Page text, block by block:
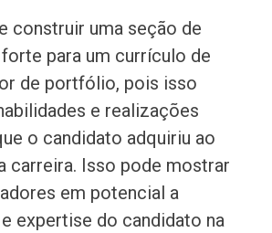
construir uma seção de
para um currículo de
de portfólio, pois isso
e realizações
o candidato adquiriu ao
carreira. Isso pode mostrar
em potencial a
expertise do candidato na